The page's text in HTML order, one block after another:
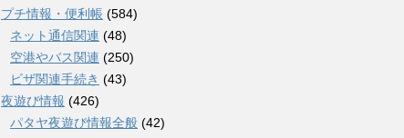
プチ情報・便利帳 (584)
ネット通信関連 (48)
空港やバス関連 (250)
ビザ関連手続き (43)
夜遊び情報 (426)
パタヤ夜遊び情報全般 (42)